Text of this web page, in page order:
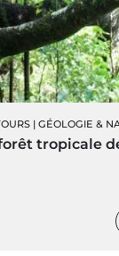
| GÉOLOGIE &
tropicale